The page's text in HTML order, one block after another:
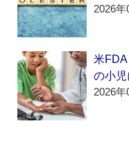
2026
米
の小
2026